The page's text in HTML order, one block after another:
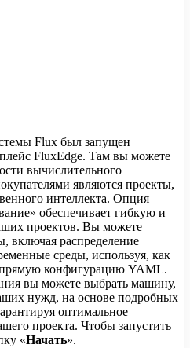
Flux был запущен
FluxEdge. Там вы можете
вычислительного
являются проекты,
интеллекта. Опция
обеспечивает гибкую и
проектов. Вы можете
включая распределение
среды, используя, как
конфигурацию YAML.
вы можете выбрать машину,
нужд, на основе подробных
оптимальное
проекта. Чтобы запустить
«Начать».